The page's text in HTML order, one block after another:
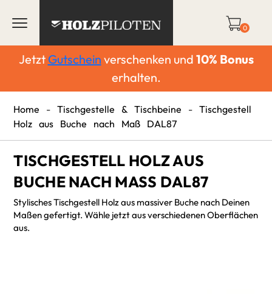
0
Jetzt Gutschein verschenken und 10% Bonus
erhalten.
Home - Tischgestelle & Tischbeine - Tischgestell
Holz aus Buche nach Maß DAL87
TISCHGESTELL HOLZ AUS
BUCHE NACH MASS DAL87
Stylisches Tischgestell Holz aus massiver Buche nach Deinen
Maßen gefertigt. Wähle jetzt aus verschiedenen Oberflächen
aus.